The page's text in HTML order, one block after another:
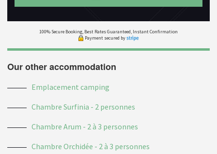
100% Secure Booking, Best Rates Guaranteed, Instant Confirmation
Payment secured by
Our other accommodation
Emplacement camping
Chambre Surfinia - 2 personnes
Chambre Arum - 2 à 3 personnes
Chambre Orchidée - 2 à 3 personnes